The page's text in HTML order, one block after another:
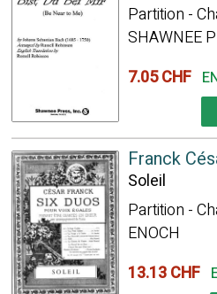
Partition -
SHAWNEE
7.05 CHF
Franck
Soleil
Partition -
ENOCH
13.13 CHF